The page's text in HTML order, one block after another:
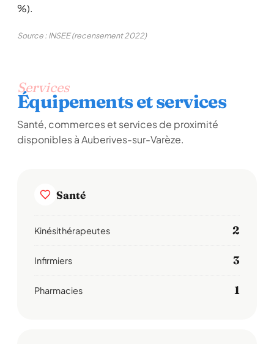
%).
Source : INSEE (recensement 2022)
Services
Équipements et services
Santé, commerces et services de proximité
disponibles à Auberives-sur-Varèze.
Santé
Kinésithérapeutes 2
Infirmiers 3
Pharmacies 1